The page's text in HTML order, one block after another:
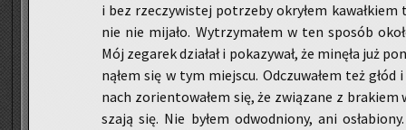
i bez rze­czy­wi­stej po­trze­by okry­łem
nie nie mi­ja­ło. Wy­trzy­ma­łem w ten spo­sób
Mój ze­ga­rek dzia­łał i po­ka­zy­wał, że mi­nę­ła już
ną­łem się w tym miej­scu. Od­czu­wa­łem też
nach zo­rien­to­wa­łem się, że zwią­za­ne z
sza­ją się. Nie byłem od­wod­nio­ny, ani